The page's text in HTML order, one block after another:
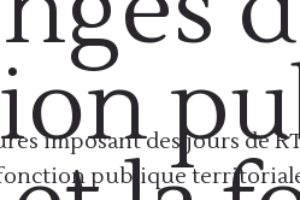
imposant des jours de
fonction publique